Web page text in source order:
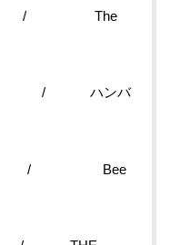
/ The
/ ハンバ
/ Bee